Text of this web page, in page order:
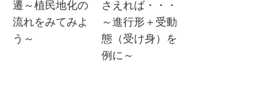
遷～植民地化の
流れをみてみよ
う～
さえれば・・・
～進行形＋受動
態（受け身）を
例に～